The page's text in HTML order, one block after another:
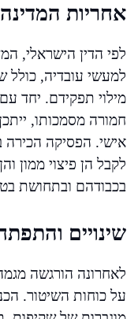
אחריות
לפי הדין הישראלי,
למעשי עובדיה,
מילוי תפקידם. יחד
חמורה מסמכותו,
אישי. הפסיקה הכירה
לקבל הן פיצוי ממון
בכבודהם ובתחושת
שינויים
לאחרונה הורגשה
על כוחות השיטור.